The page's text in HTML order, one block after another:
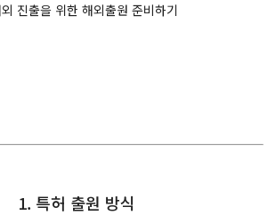
진출을 위한 해외출원 준비하기
1. 특허 출원 방식